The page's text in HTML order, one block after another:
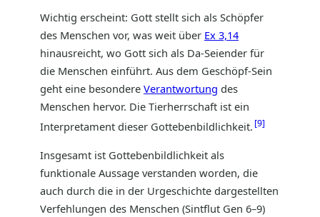
Wichtig erscheint: Gott stellt sich als Schöpfer
des Menschen vor, was weit über Ex 3,14
hinausreicht, wo Gott sich als Da-Seiender für
die Menschen einführt. Aus dem Geschöpf-Sein
geht eine besondere Verantwortung des
Menschen hervor. Die Tierherrschaft ist ein
Interpretament dieser Gottebenbildlichkeit. 9
Insgesamt ist Gottebenbildlichkeit als
funktionale Aussage verstanden worden, die
auch durch die in der Urgeschichte dargestellten
Verfehlungen des Menschen (Sintflut Gen 6–9)